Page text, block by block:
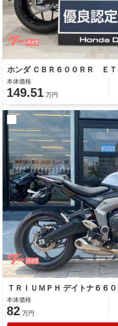
ホンダ ＣＢＲ６００ＲＲ Ｅ
本体価格
149.51 万円
本体価格
82 万円